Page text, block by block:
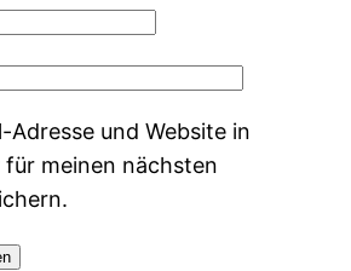
Adresse und Website in
meinen nächsten